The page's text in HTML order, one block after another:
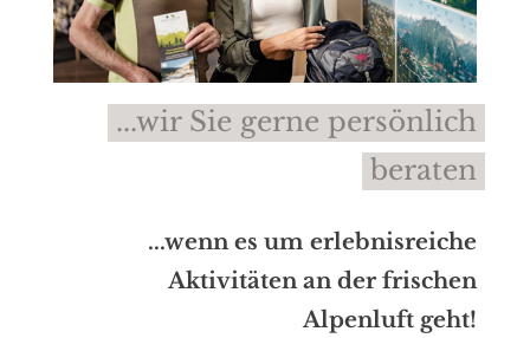
...wir Sie gerne persönlich
beraten
...wenn es um erlebnisreiche
Aktivitäten an der frischen
Alpenluft geht!